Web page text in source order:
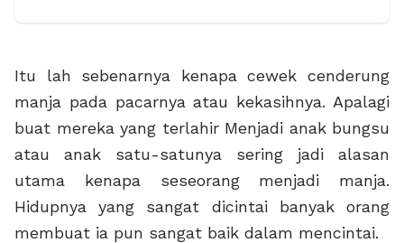
Itu lah sebenarnya kenapa cewek cenderung
manja pada pacarnya atau kekasihnya. Apalagi
buat mereka yang terlahir Menjadi anak bungsu
atau anak satu-satunya sering jadi alasan
utama kenapa seseorang menjadi manja.
Hidupnya yang sangat dicintai banyak orang
membuat ia pun sangat baik dalam mencintai.